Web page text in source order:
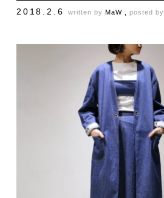
2018.2.6written byMaW ,posted by